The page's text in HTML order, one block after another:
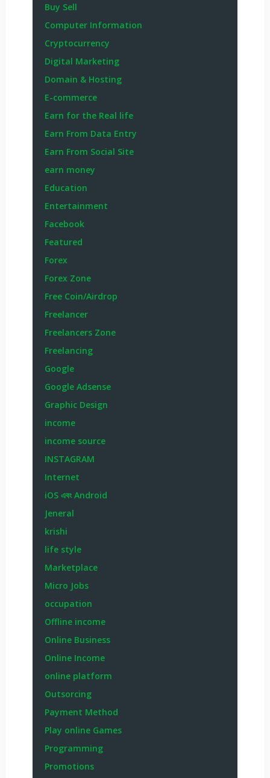
Buy Sell
Computer Information
Cryptocurrency
Digital Marketing
Domain & Hosting
E-commerce
Earn for the Real life
Earn From Data Entry
Earn From Social Site
earn money
Education
Entertainment
Facebook
Featured
Forex
Forex Zone
Free Coin/Airdrop
Freelancer
Freelancers Zone
Freelancing
Google
Google Adsense
Graphic Design
income
income source
INSTAGRAM
Internet
iOS এবং Android
Jeneral
krishi
life style
Marketplace
Micro Jobs
occupation
Offline income
Online Business
Online Income
online platform
Outsorcing
Payment Method
Play online Games
Programming
Promotions